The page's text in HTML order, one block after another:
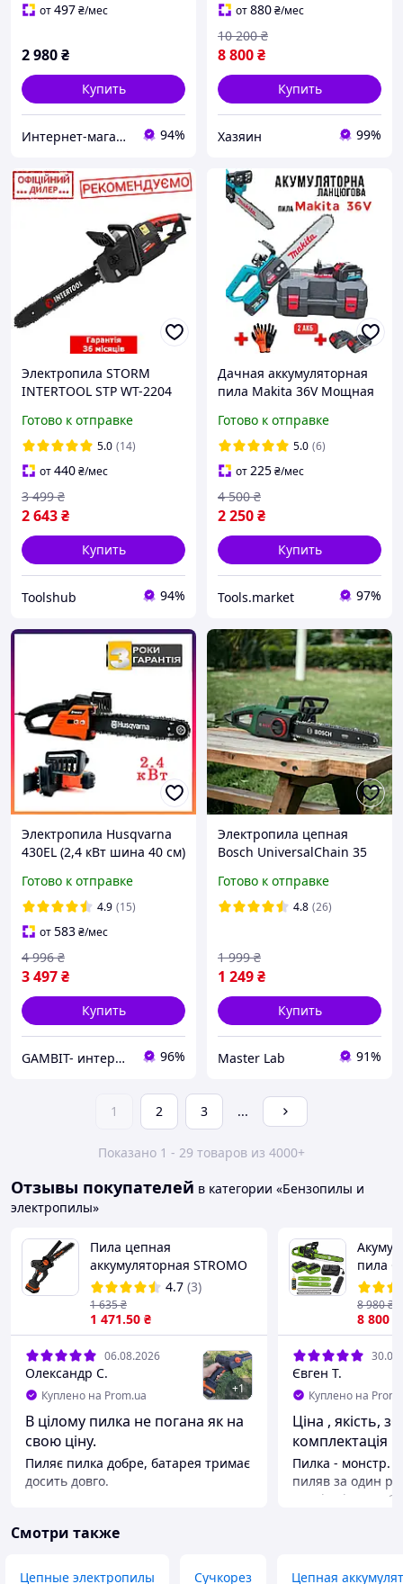
от497₴/мес
2 980₴
Купить
Интернет-магазин "Мандарин" 94%
от880₴/мес
8 800₴
10 200 ₴
Купить
Хазяин 99%
Электропила STORM
INTERTOOL STP WT-2204
пуск) Цепная
электрическая пила
Готово к отправке
5.0 (14)
от440₴/мес
2 643₴
3 499 ₴
Купить
Toolshub 94%
Дачная аккумуляторная
пила Makita 36V Мощная
деревьев и заготовки
дров Ручная
бесщеточная пила
Макита
Готово к отправке
5.0 (6)
от225₴/мес
2 250₴
4 500 ₴
Купить
Tools.market 97%
Электропила Husqvarna
430EL (2,4 кВт шина 40 см)
электрическая пила
Хускварна для дров
Готово к отправке
4.9 (15)
от583₴/мес
3 497₴
4 996 ₴
Купить
GAMBIT- интернет магазин товаров для дома 96%
Электропила цепная
Bosch UniversalChain 35
пила для дров
Готово к отправке
4.8 (26)
1 249₴
1 999 ₴
Купить
Master Lab 91%
1 2 3 ...
Показано 1 - 29 товаров из 4000+
Отзывы покупателей в категории «Бензопилы и
электропилы»
Пила цепная
аккумуляторная STROMO
AAS22
4.7 (3)
1 471.50 ₴
1 635₴
06.08.2026
Олександр С.
Куплено на Prom.ua +1
В цілому пилка не погана як на
свою ціну.
Пиляє пилка добре, батарея тримає
досить довго.
повна сумісність з батареями які
безщітковий потужний двигун.
пила
В,
см)
8 800
8 980₴
Євген Т.
Куплено на
Ціна , якість,
комплектація
Пилка - монстр.
пиляв за один
акація діаметр
ризик закусивання. На
Смотри также
Цепные электропилы Сучкорез Цепная